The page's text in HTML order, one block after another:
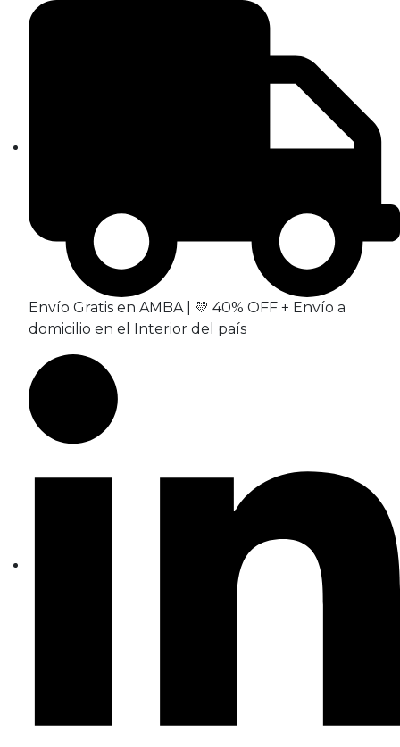
Envío Gratis en AMBA | 💛 40% OFF + Envío a
domicilio en el Interior del país